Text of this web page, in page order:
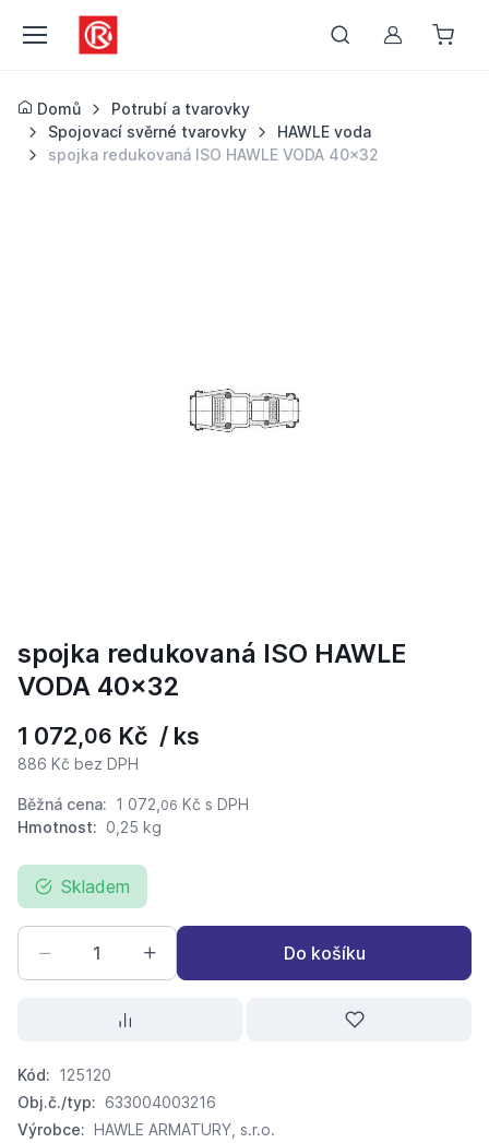
Můj účet
Domů
Potrubí a tvarovky
Spojovací svěrné tvarovky
HAWLE voda
spojka redukovaná ISO HAWLE VODA 40x32
spojka redukovaná ISO HAWLE
VODA 40x32
1 072,06 Kč / ks
886 Kč bez DPH
Běžná cena: 1 072, 06 Kč s DPH
Hmotnost: 0,25 kg
Skladem
Do košíku
Kód: 125120
Obj.č./typ: 633004003216
Výrobce: HAWLE ARMATURY, s.r.o.